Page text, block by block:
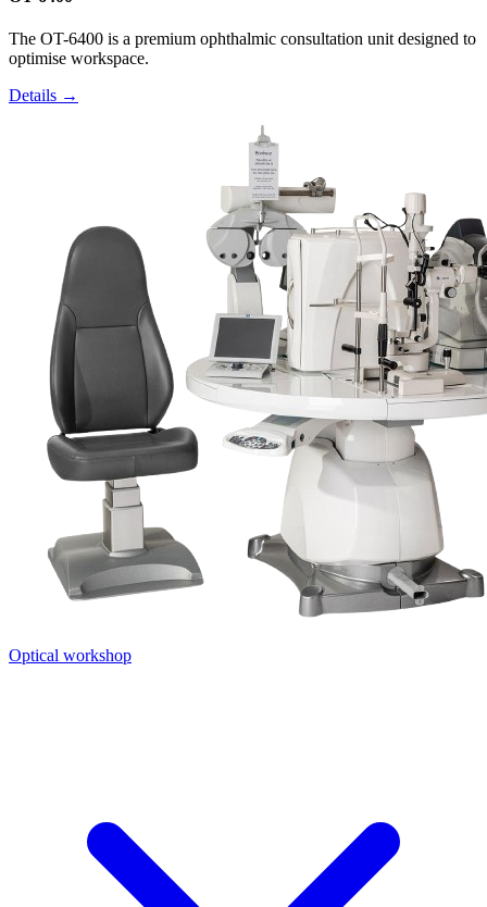
The OT-6400 is a premium ophthalmic consultation unit designed to
optimise workspace.
Details →
Optical workshop